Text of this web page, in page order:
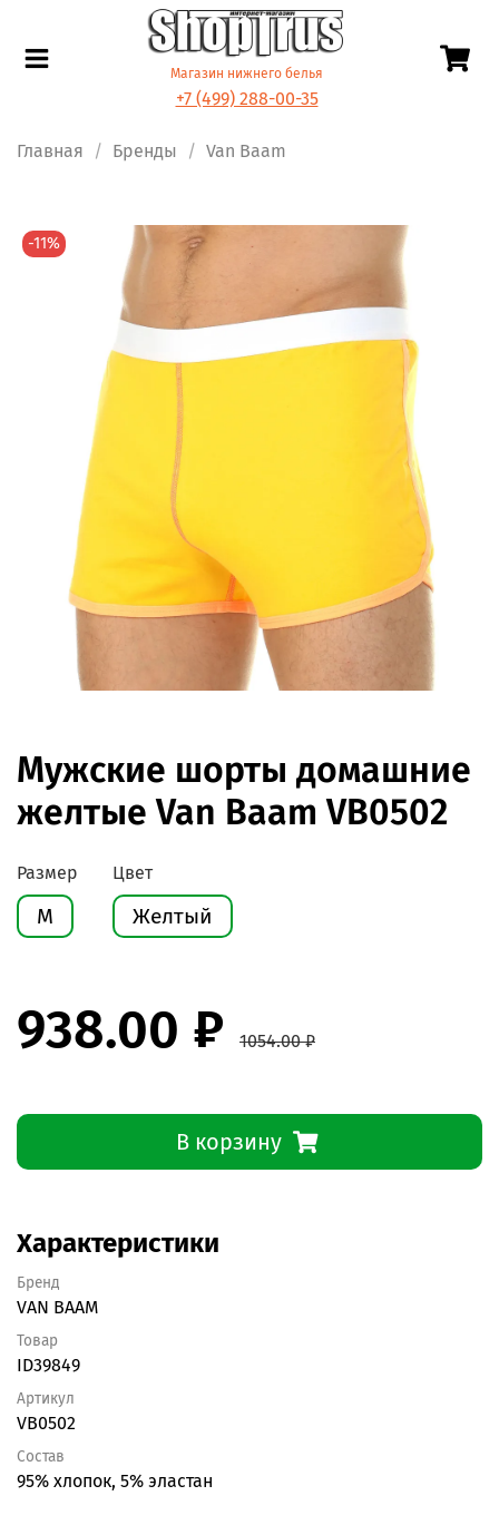
Магазин нижнего белья
+7 (499) 288-00-35
Главная Бренды Van Baam
-11%
Мужские шорты домашние
желтые Van Baam VB0502
Размер
M
Цвет
Желтый
938.00 ₽ 1054.00 ₽
В корзину
Характеристики
Бренд
VAN BAAM
Товар
ID39849
Артикул
VB0502
Состав
95% хлопок, 5% эластан